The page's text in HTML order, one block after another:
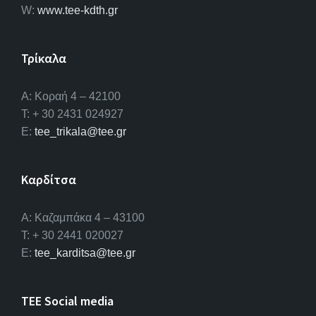
W: www.tee-kdth.gr
Τρίκαλα
Α: Κοραή 4 – 42100
T: + 30 2431 024927
E: tee_trikala@tee.gr
Καρδίτσα
Α: Καζαμπάκα 4 – 43100
T: + 30 2441 020027
E: tee_karditsa@tee.gr
TEE Social media